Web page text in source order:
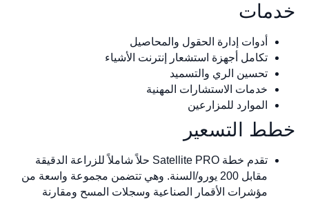
أدوات إدارة الحقول والمحاصيل
تكامل أجهزة استشعار إنترنت الأشياء
تحسين الري والتسميد
خدمات الاستشارات المهنية
الموارد للمزارعين
التسعير
تقدم خطة Satellite PRO حلاً شاملاً للزراعة الدقيقة
مقابل 200 يورو/السنة. وهي تتضمن مجموعة واسعة من
مؤشرات الأقمار الصناعية وسجلات المسح ومقارنة